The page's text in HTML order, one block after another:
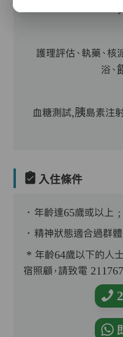
護理評估、執藥、核
浴、
血糖測試,胰島素注
入住條件
．年齡達65歲或以上﹔
．精神狀態適合過群體
* 年齡64歲以下的人
宿照顧，請致電